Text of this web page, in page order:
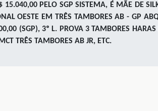
PELO SGP SISTEMA, É MÃE DE
OESTE EM TRÊS TAMBORES AB - GP
(SGP), 3º L. PROVA 3 TAMBORES
TRÊS TAMBORES AB JR, ETC.